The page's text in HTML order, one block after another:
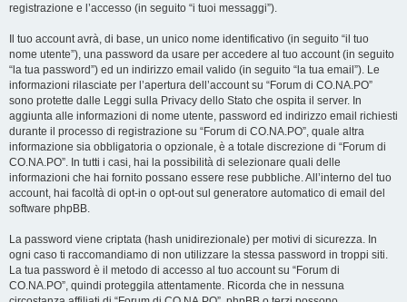
registrazione e l’accesso (in seguito “i tuoi messaggi”).
Il tuo account avrà, di base, un unico nome identificativo (in seguito “il tuo
nome utente”), una password da usare per accedere al tuo account (in seguito
“la tua password”) ed un indirizzo email valido (in seguito “la tua email”). Le
informazioni rilasciate per l’apertura dell’account su “Forum di CO.NA.PO”
sono protette dalle Leggi sulla Privacy dello Stato che ospita il server. In
aggiunta alle informazioni di nome utente, password ed indirizzo email richiesti
durante il processo di registrazione su “Forum di CO.NA.PO”, quale altra
informazione sia obbligatoria o opzionale, è a totale discrezione di “Forum di
CO.NA.PO”. In tutti i casi, hai la possibilità di selezionare quali delle
informazioni che hai fornito possano essere rese pubbliche. All’interno del tuo
account, hai facoltà di opt-in o opt-out sul generatore automatico di email del
software phpBB.
La password viene criptata (hash unidirezionale) per motivi di sicurezza. In
ogni caso ti raccomandiamo di non utilizzare la stessa password in troppi siti.
La tua password è il metodo di accesso al tuo account su “Forum di
CO.NA.PO”, quindi proteggila attentamente. Ricorda che in nessuna